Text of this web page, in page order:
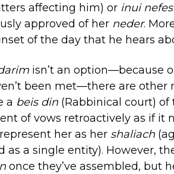
affecting him) or inui
approved of her neder.
of the day that he hears
isn’t an option—because
been met—there are other
a beis din (Rabbinical court)
of vows retroactively as if it
her as her shaliach
as a single entity). However,
once they’ve assembled, but